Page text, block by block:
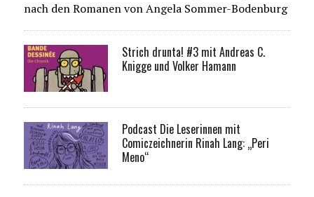
nach den Romanen von Angela Sommer-Bodenburg
Strich drunta! #3 mit Andreas C.
Knigge und Volker Hamann
Podcast Die Leserinnen mit
Comiczeichnerin Rinah Lang: „Peri
Meno“